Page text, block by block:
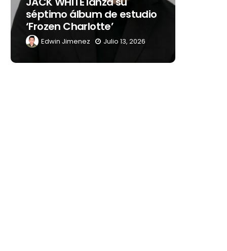
séptimo álbum de estudio
‘Frozen Charlotte’
Edwin Jimenez Julio 13, 2026